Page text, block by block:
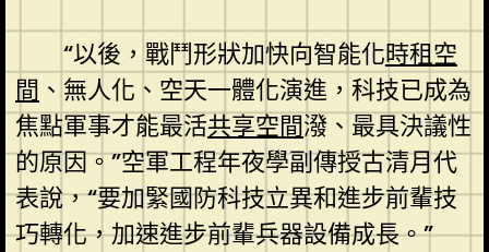
“以後，戰鬥形狀加快向智能化時租空
間 、無人化、空天一體化演進，科技已成為
焦點軍事才能最活共享空間潑、最具決議性
的原因。”空軍工程年夜學副傳授古清月代
表說，“要加緊國防科技立異和進步前輩技
巧轉化，加速進步前輩兵器設備成長。”